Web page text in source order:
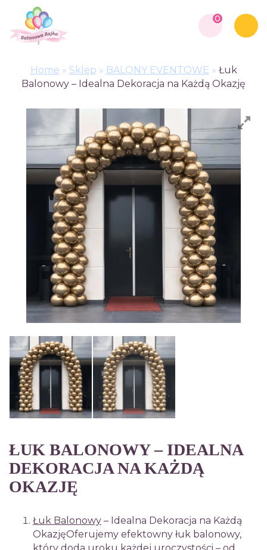
0
Home » Sklep » BALONY EVENTOWE » Łuk
Balonowy – Idealna Dekoracja na Każdą Okazję
ŁUK BALONOWY – IDEALNA
DEKORACJA NA KAŻDĄ
OKAZJĘ
Łuk Balonowy – Idealna Dekoracja na Każdą
OkazjęOferujemy efektowny łuk balonowy,